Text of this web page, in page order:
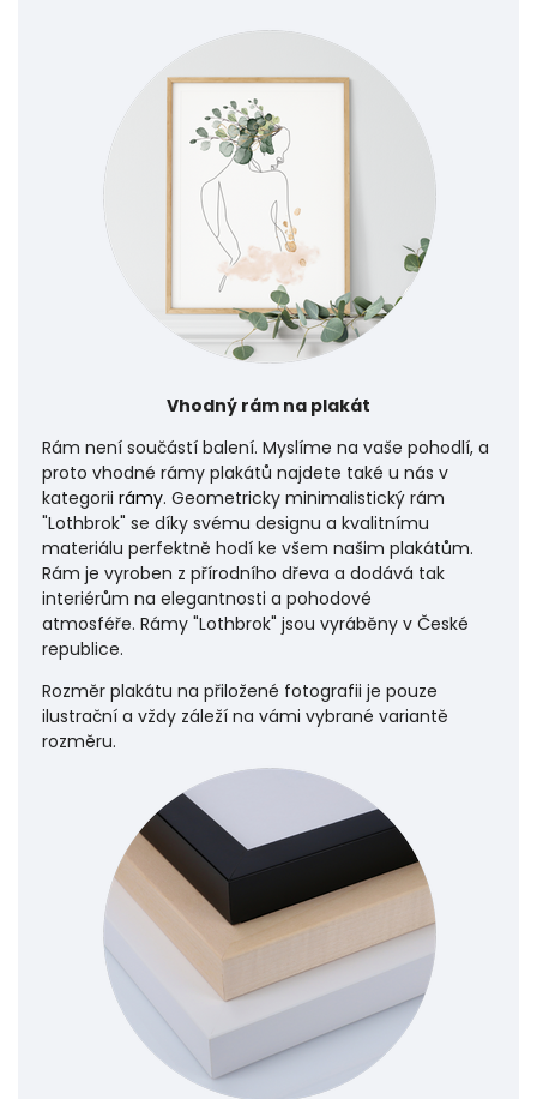
Vhodný rám na plakát
Rám není součástí balení. Myslíme na vaše pohodlí, a
proto vhodné rámy plakátů najdete také u nás v
kategorii rámy. Geometricky minimalistický rám
"Lothbrok" se díky svému designu a kvalitnímu
materiálu perfektně hodí ke všem našim plakátům.
Rám je vyroben z přírodního dřeva a dodává tak
interiérům na elegantnosti a pohodové
atmosféře. Rámy "Lothbrok" jsou vyráběny v České
republice.
Rozměr plakátu na přiložené fotografii je pouze
ilustrační a vždy záleží na vámi vybrané variantě
rozměru.